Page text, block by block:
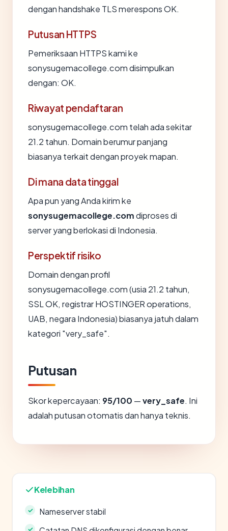
dengan handshake TLS merespons OK.
Putusan HTTPS
Pemeriksaan HTTPS kami ke
sonysugemacollege.com disimpulkan
dengan: OK.
Riwayat pendaftaran
sonysugemacollege.com telah ada sekitar
21.2 tahun. Domain berumur panjang
biasanya terkait dengan proyek mapan.
Di mana data tinggal
Apa pun yang Anda kirim ke
sonysugemacollege.comdiproses di
server yang berlokasi di Indonesia.
Perspektif risiko
Domain dengan profil
sonysugemacollege.com (usia 21.2 tahun,
SSL OK, registrar HOSTINGER operations,
UAB, negara Indonesia) biasanya jatuh dalam
kategori "very_safe".
Putusan
Skor kepercayaan: 95/100 —very_safe. Ini
adalah putusan otomatis dan hanya teknis.
Kelebihan
Nameserver stabil